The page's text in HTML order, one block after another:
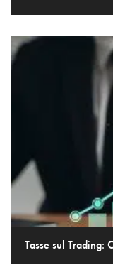
Tasse sul Trading: